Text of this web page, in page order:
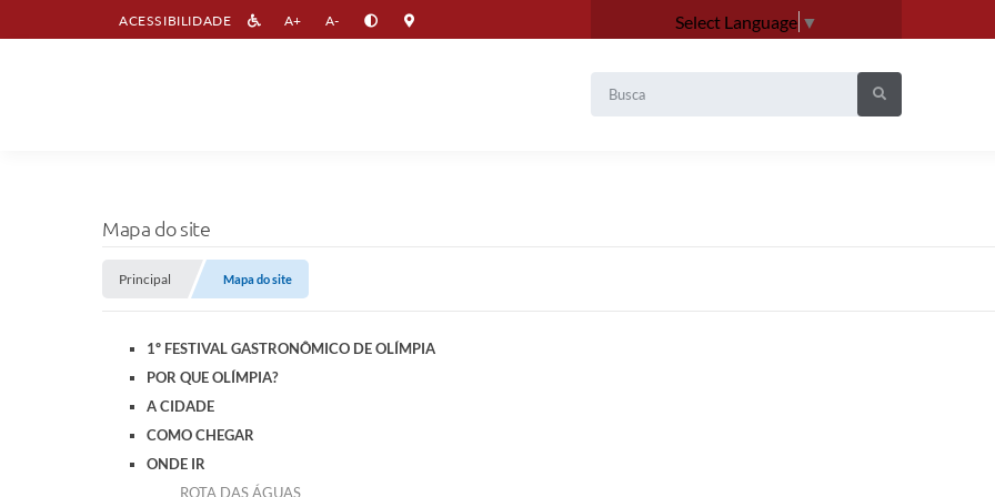
Select Language ▼
ACESSIBILIDADE A+ A-
Mapa do site
Principal Mapa do site
1º FESTIVAL GASTRONÔMICO DE OLÍMPIA
POR QUE OLÍMPIA?
A CIDADE
COMO CHEGAR
ONDE IR
ROTA DAS ÁGUAS